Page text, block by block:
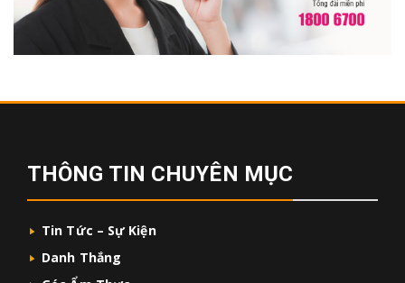
THÔNG TIN CHUYÊN MỤC
Tin Tức – Sự Kiện
Danh Thắng